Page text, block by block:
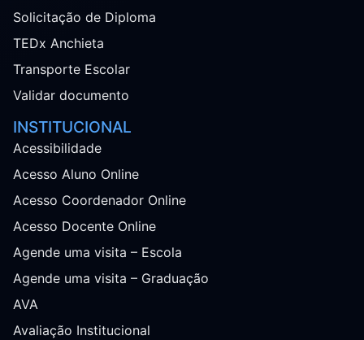
Solicitação de Diploma
TEDx Anchieta
Transporte Escolar
Validar documento
INSTITUCIONAL
Acessibilidade
Acesso Aluno Online
Acesso Coordenador Online
Acesso Docente Online
Agende uma visita – Escola
Agende uma visita – Graduação
AVA
Avaliação Institucional